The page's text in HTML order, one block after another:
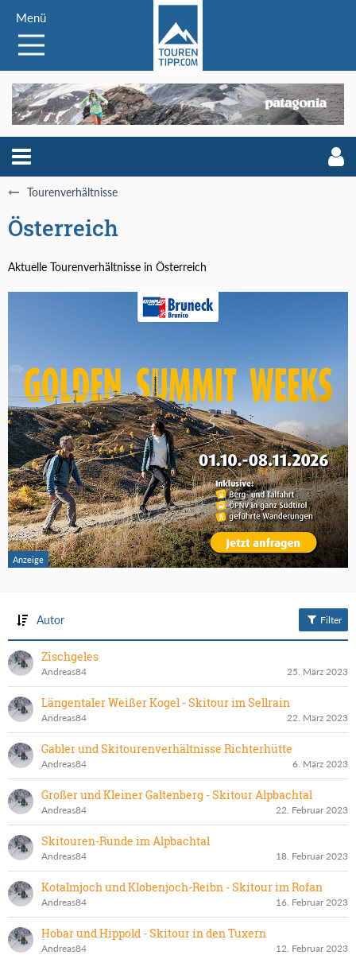
Menü
Tourenverhältnisse
Österreich
Aktuelle Tourenverhältnisse in Österreich
Autor Filter
Zischgeles
Andreas84 25. März 2023
Längentaler Weißer Kogel - Skitour im Sellrain
Andreas84 22. März 2023
Gabler und Skitourenverhältnisse Richterhütte
Andreas84 6. März 2023
Großer und Kleiner Galtenberg - Skitour Alpbachtal
Andreas84 22. Februar 2023
Skitouren-Runde im Alpbachtal
Andreas84 18. Februar 2023
Kotalmjoch und Klobenjoch-Reibn - Skitour im Rofan
Andreas84 16. Februar 2023
Hobar und Hippold - Skitour in den Tuxern
Andreas84 12. Februar 2023